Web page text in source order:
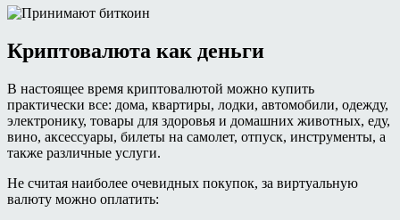
Криптовалюта как деньги
В настоящее время криптовалютой можно купить
практически все: дома, квартиры, лодки, автомобили, одежду,
электронику, товары для здоровья и домашних животных, еду,
вино, аксессуары, билеты на самолет, отпуск, инструменты, а
также различные услуги.
Не считая наиболее очевидных покупок, за виртуальную
валюту можно оплатить: